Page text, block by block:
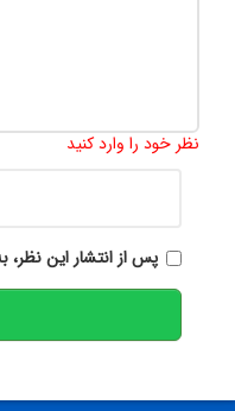
نظر خود را وارد کنید
پس از انتشار این نظر،